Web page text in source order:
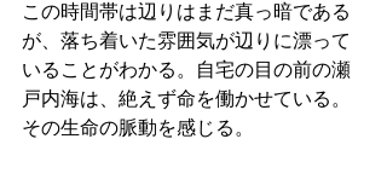
この時間帯は辺りはまだ真っ暗である
が、落ち着いた雰囲気が辺りに漂って
いることがわかる。自宅の目の前の瀬
戸内海は、絶えず命を働かせている。
その生命の脈動を感じる。